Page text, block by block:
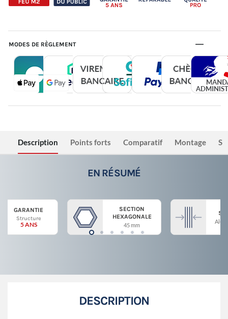
MODES DE RÈGLEMENT
Description Points forts Comparatif Montage
EN RÉSUMÉ
GARANTIE
Structure
5 ANS
SECTION
HEXAGONALE
45 mm
DESCRIPTION